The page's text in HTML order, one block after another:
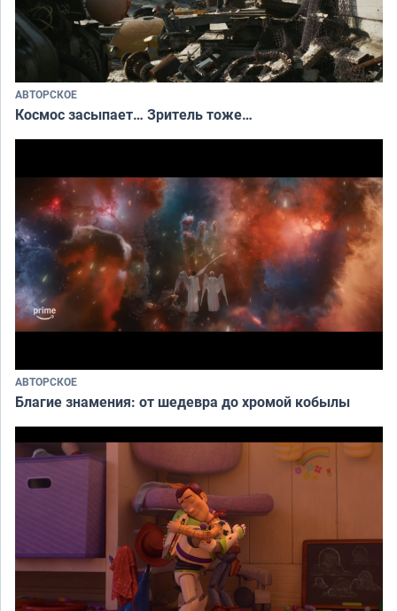
АВТОРСКОЕ
Космос засыпает… Зритель тоже…
АВТОРСКОЕ
Благие знамения: от шедевра до хромой кобылы